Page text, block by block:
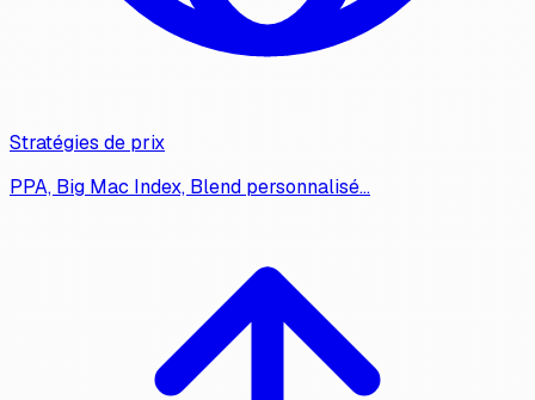
Stratégies de prix
PPA, Big Mac Index, Blend personnalisé…